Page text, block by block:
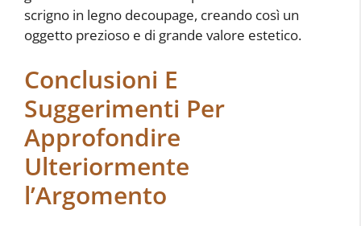
scrigno in legno decoupage, creando così un
oggetto prezioso e di grande valore estetico.
Conclusioni E
Suggerimenti Per
Approfondire
Ulteriormente
l’Argomento